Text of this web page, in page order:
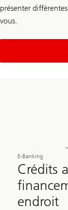
présenter
vous.
E-Banking
Crédits
endroit